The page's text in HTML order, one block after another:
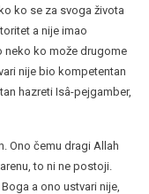
ko se za svoga života
a nije imao
neko ko može drugome
nije bio kompetentan
hazreti Isâ-pejgamber,
Ono čemu dragi Allah
to ni ne postoji.
a ono ustvari nije,